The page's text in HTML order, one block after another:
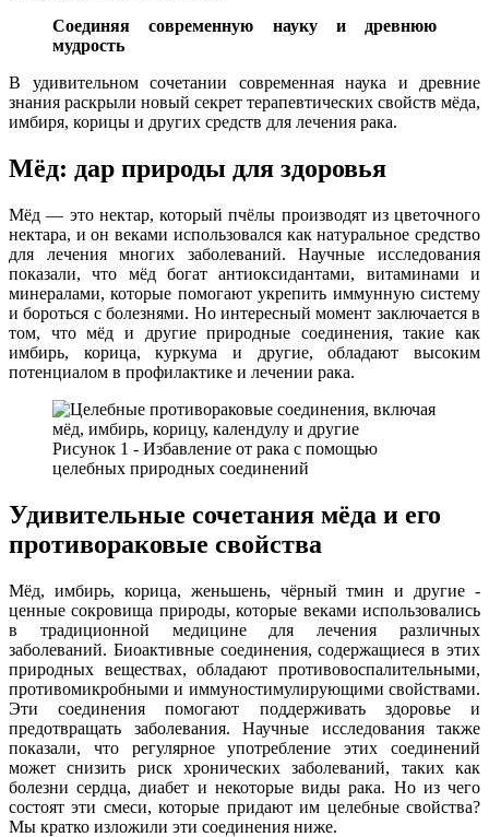
Соединяя современную науку и древнюю
мудрость
В удивительном сочетании современная наука и древние
знания раскрыли новый секрет терапевтических свойств мёда,
имбиря, корицы и других средств для лечения рака.
Мёд: дар природы для здоровья
Мёд — это нектар, который пчёлы производят из цветочного
нектара, и он веками использовался как натуральное средство
для лечения многих заболеваний. Научные исследования
показали, что мёд богат антиоксидантами, витаминами и
минералами, которые помогают укрепить иммунную систему
и бороться с болезнями. Но интересный момент заключается в
том, что мёд и другие природные соединения, такие как
имбирь, корица, куркума и другие, обладают высоким
потенциалом в профилактике и лечении рака.
Рисунок 1 - Избавление от рака с помощью
целебных природных соединений
Удивительные сочетания мёда и его
противораковые свойства
Мёд, имбирь, корица, женьшень, чёрный тмин и другие -
ценные сокровища природы, которые веками использовались
в традиционной медицине для лечения различных
заболеваний. Биоактивные соединения, содержащиеся в этих
природных веществах, обладают противовоспалительными,
противомикробными и иммуностимулирующими свойствами.
Эти соединения помогают поддерживать здоровье и
предотвращать заболевания. Научные исследования также
показали, что регулярное употребление этих соединений
может снизить риск хронических заболеваний, таких как
болезни сердца, диабет и некоторые виды рака. Но из чего
состоят эти смеси, которые придают им целебные свойства?
Мы кратко изложили эти соединения ниже.